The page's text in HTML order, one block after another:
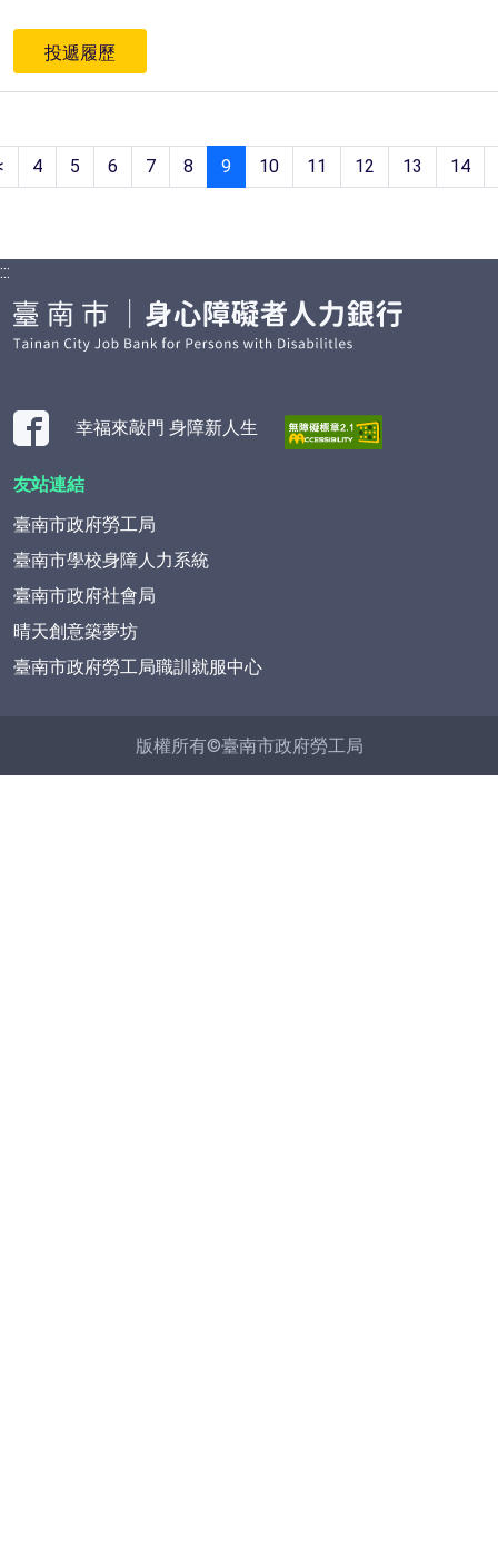
投遞履歷
4 5 6 7 8 9 10 11 12 13 14
:::
幸福來敲門 身障新人生
友站連結
臺南市政府勞工局
臺南市學校身障人力系統
臺南市政府社會局
晴天創意築夢坊
臺南市政府勞工局職訓就服中心
版權所有©臺南市政府勞工局